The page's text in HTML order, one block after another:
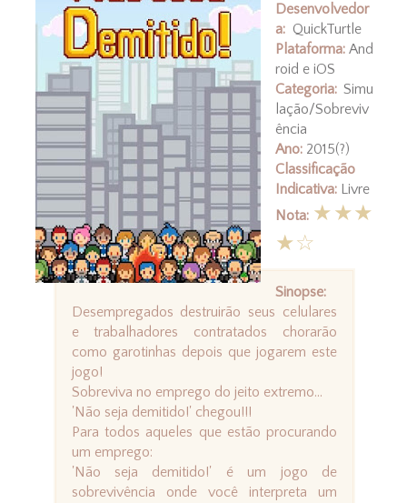
Desenvolvedor
a:QuickTurtle
Plataforma:And
roid e iOS
Categoria:Simu
lação/Sobreviv
ência
Ano:2015(?)
Classificação
Indicativa:Livre
Nota: ★★★
★☆
Sinopse:
Desempregados destruirão seus celulares
e trabalhadores contratados chorarão
como garotinhas depois que jogarem este
jogo!
Sobreviva no emprego do jeito extremo...
'Não seja demitido!' chegou!!!
Para todos aqueles que estão procurando
um emprego:
'Não seja demitido!' é um jogo de
sobrevivência onde você interpreta um